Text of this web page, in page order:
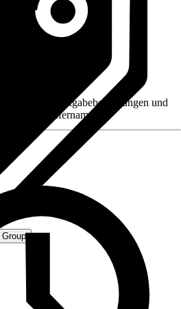
wie z. B. Rückgabebedingungen und
Verkäufernamen.